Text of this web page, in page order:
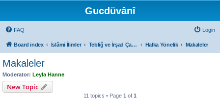
Gucdüvânî
FAQ Login
Board index İslâmi İlimler Tebliğ ve İrşad Çalışmaları Halka Yönelik Makaleler
Makaleler
Moderator: Leyla Hanne
New Topic
11 topics • Page 1 of 1